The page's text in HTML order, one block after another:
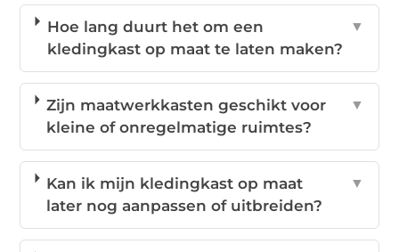
Hoe lang duurt het om een
kledingkast op maat te laten maken?
▼
Zijn maatwerkkasten geschikt voor
kleine of onregelmatige ruimtes?
▼
Kan ik mijn kledingkast op maat
later nog aanpassen of uitbreiden?
▼